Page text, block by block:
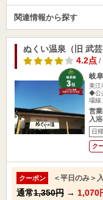
関連情報から探す
ぬくい温泉（旧 武
4.2点/
岐
美江
◆公
場線
営
入
日
ク
クーポン ＜平日のみ＞
通常1,350円 → 1,070